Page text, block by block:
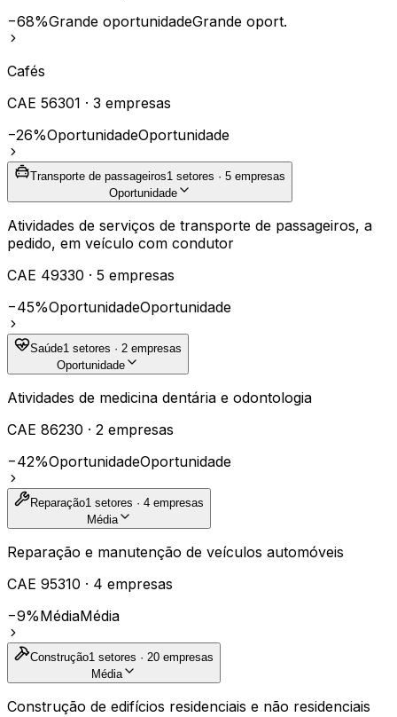
−68%Grande oportunidadeGrande oport.
Cafés
CAE 56301 · 3 empresas
−26%OportunidadeOportunidade
Transporte de passageiros1 setores · 5 empresas
Oportunidade
Atividades de serviços de transporte de passageiros, a
pedido, em veículo com condutor
CAE 49330 · 5 empresas
−45%OportunidadeOportunidade
Saúde1 setores · 2 empresas
Oportunidade
Atividades de medicina dentária e odontologia
CAE 86230 · 2 empresas
−42%OportunidadeOportunidade
Reparação1 setores · 4 empresas
Média
Reparação e manutenção de veículos automóveis
CAE 95310 · 4 empresas
−9%MédiaMédia
Construção1 setores · 20 empresas
Média
Construção de edifícios residenciais e não residenciais